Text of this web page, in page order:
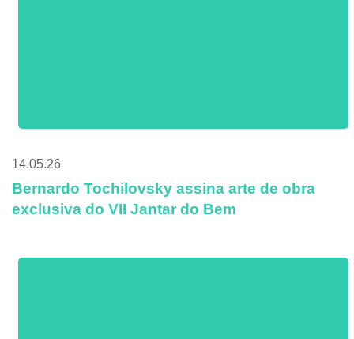
14.05.26
Bernardo Tochilovsky assina arte de obra
exclusiva do VII Jantar do Bem